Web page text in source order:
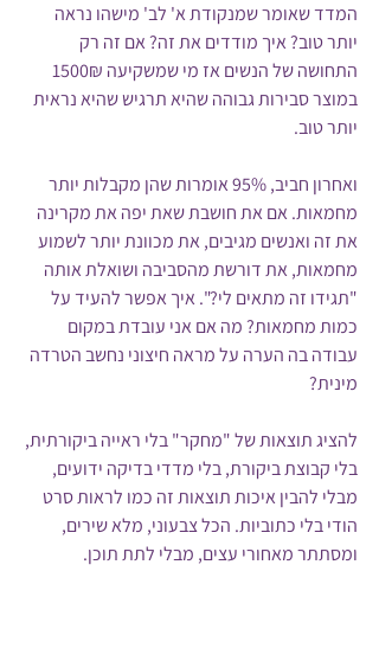
המדד שאומר שמנקודת א' לב' מישהו נראה
יותר טוב? איך מודדים את זה? אם זה רק
במוצר סבירות גבוהה שהיא תרגיש שהיא נראית
יותר טוב.
ואחרון חביב, 95% אומרות שהן מקבלות יותר
מחמאות. אם את חושבת שאת יפה את מקרינה
את זה ואנשים מגיבים, את מכוונת יותר לשמוע
מחמאות, את דורשת מהסביבה ושואלת אותה
"תגידו זה מתאים לי?". איך אפשר להעיד על
כמות מחמאות? מה אם אני עובדת במקום
עבודה בה הערה על מראה חיצוני נחשב הטרדה
מינית?
להציג תוצאות של "מחקר" בלי ראייה ביקורתית,
בלי קבוצת ביקורת, בלי מדדי בדיקה ידועים,
מבלי להבין איכות תוצאות זה כמו לראות סרט
הודי בלי כתוביות. הכל צבעוני, מלא שירים,
ומסתתר מאחורי עצים, מבלי לתת תוכן.